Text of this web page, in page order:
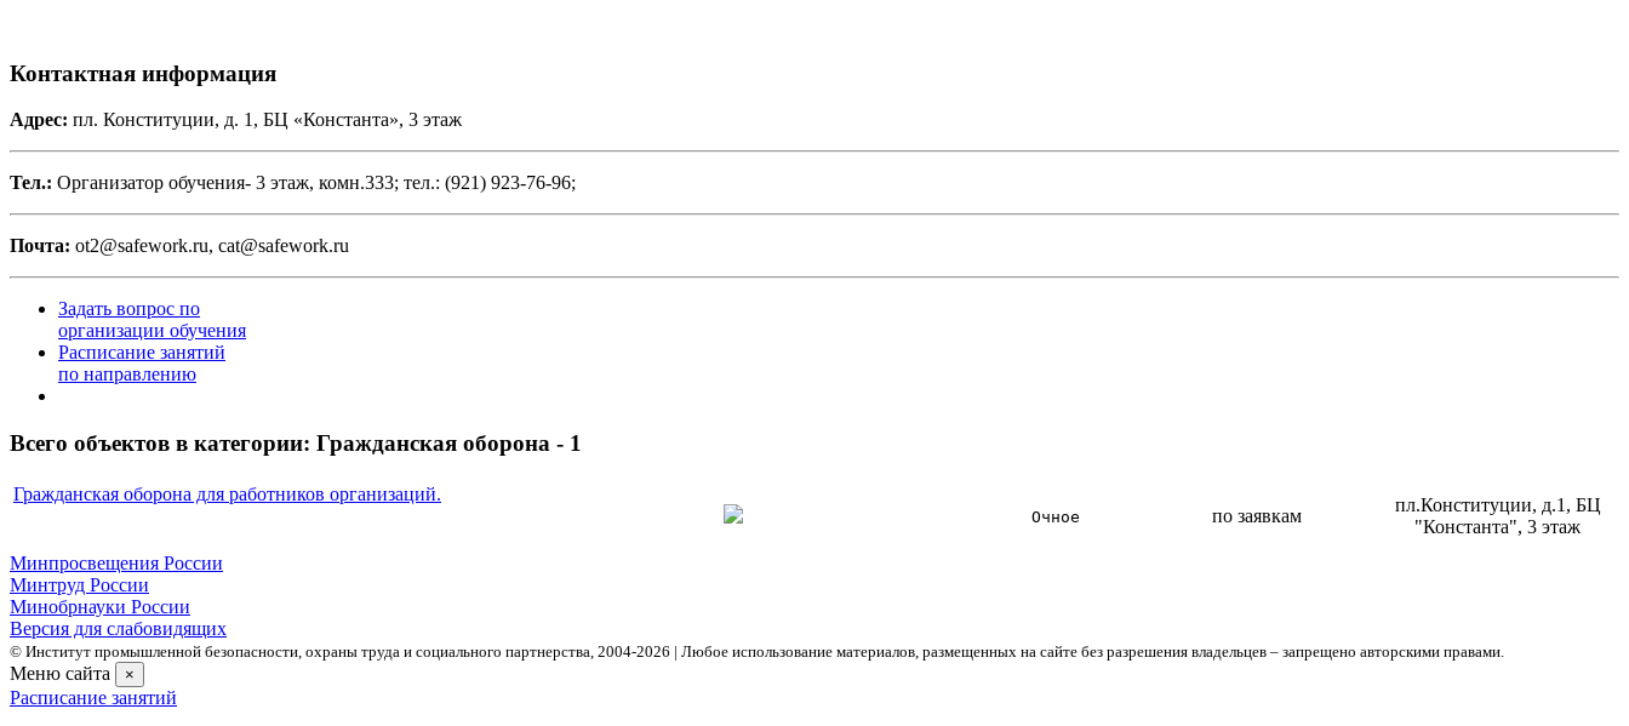
Контактная информация
Адрес: пл. Конституции, д. 1, БЦ «Константа», 3 этаж
Тел.: Организатор обучения- 3 этаж, комн.333; тел.: (921) 923-76-96;
Почта: ot2@safework.ru, cat@safework.ru
Задать вопрос по
организации обучения
Расписание занятий
по направлению
Всего объектов в категории: Гражданская оборона - 1
Гражданская оборона для работников организаций.
Очное по заявкам
пл.Конституции, д.1, БЦ
"Константа", 3 этаж
Минпросвещения России
Минтруд России
Минобрнауки России
Версия для слабовидящих
© Институт промышленной безопасности, охраны труда и социального партнерства, 2004- 2026 | Любое использование материалов, размещенных на сайте без разрешения владельцев – запрещено авторскими правами.
Меню сайта ×
Расписание занятий